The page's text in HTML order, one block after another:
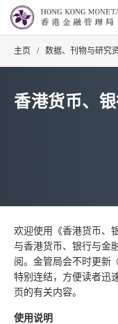
主页 / 数据、刊物与研究
香港货币、
欢迎使用《香港货币、
与香港货币、银行与金
阅。金管局会不时更新
特别连结，方便读者迅
页的有关内容。
使用说明